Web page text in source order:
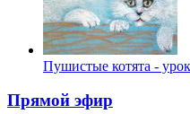
Пушистые котята -
Прямой эфир